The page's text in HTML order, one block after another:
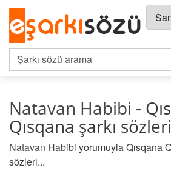
Natavan Habibi -
Qısqana şarkı sözleri
Natavan Habibi yorumuyla Qısqana
sözleri...